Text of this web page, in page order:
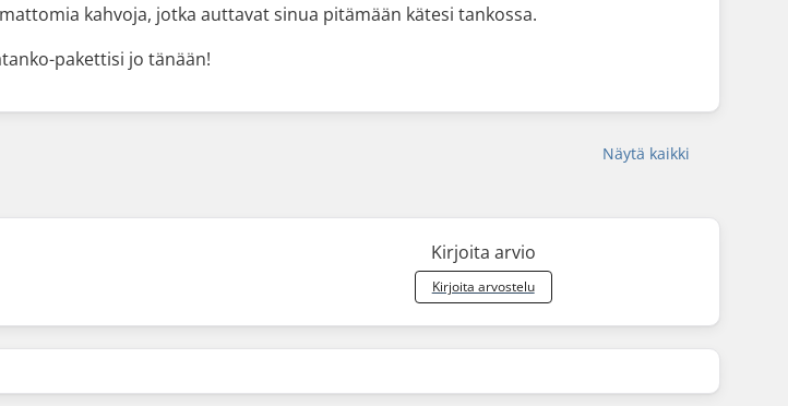
kahvoja, jotka auttavat sinua pitämään kätesi tankossa.
pakettisi jo tänään!
Näytä kaikki
Kirjoita arvio
Kirjoita arvostelu